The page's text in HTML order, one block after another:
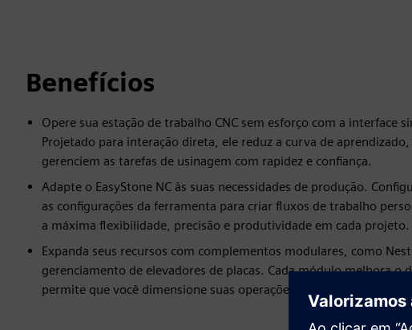
Benefícios
Opere sua estação de trabalho CNC sem esforço com a interface
Projetado para interação direta, ele reduz a curva de
gerenciem as tarefas de usinagem com rapidez e confiança.
Adapte o EasyStone NC às suas necessidades de produção.
as configurações da ferramenta para criar fluxos de trabalho
a máxima flexibilidade, precisão e produtividade em cada projeto.
Expanda seus recursos com complementos modulares, como
gerenciamento de elevadores de placas. Cada módulo melhora o
permite que você dimensione suas operações de CNC com